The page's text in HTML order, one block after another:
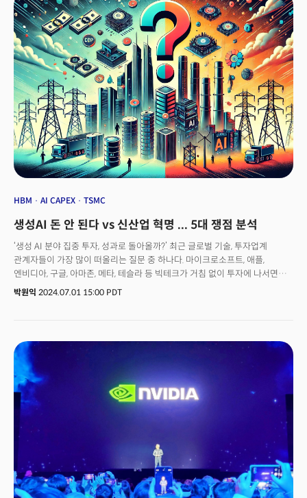
움직이고 있는지를 중점적으로 살펴봤습니다. 매주 수요일 발행하는
‘AI인사이트’를 통해 AI 리더들의 전략, 글로벌 테크업계 최신 흐름 및 중요
시그널을 놓치지 말고 확인하세요!
HBM AI CAPEX TSMC
생성AI 돈 안 된다 vs 신산업 혁명 ... 5대 쟁점 분석
‘생성 AI 분야 집중 투자, 성과로 돌아올까?’ 최근 글로벌 기술, 투자업계
관계자들이 가장 많이 떠올리는 질문 중 하나다. 마이크로소프트, 애플,
엔비디아, 구글, 아마존, 메타, 테슬라 등 빅테크가 거침 없이 투자에 나서면서
투자수익률(ROI)에 대한 의문이 더 커진 것이다. 빅테크는 향후 몇 년 동안 AI
확인할 수 있다. 생성 AI 투자는 성과를 거둘 수 있을까 아니면 실패로 끝날까.
성공 혹은 실패할 경우 기업, 시장, 글로벌 경제에는 얼마나 큰 영향을 미칠까.
보고서의 주요 내용을 5개의 시각으로 정리했다.
박원익 2024.07.01 15:00 PDT